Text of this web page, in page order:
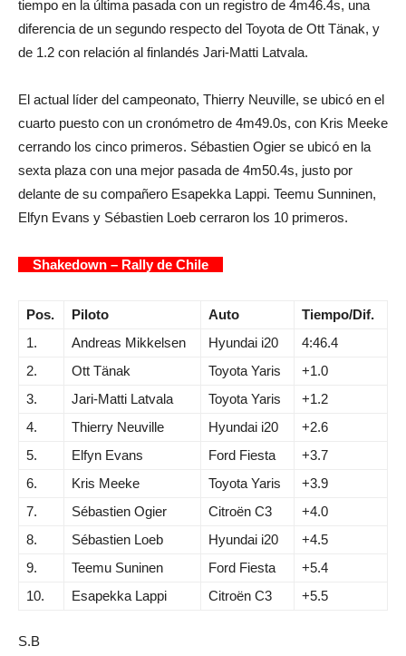
tiempo en la última pasada con un registro de 4m46.4s, una
diferencia de un segundo respecto del Toyota de Ott Tänak, y
de 1.2 con relación al finlandés Jari-Matti Latvala.
El actual líder del campeonato, Thierry Neuville, se ubicó en el
cuarto puesto con un cronómetro de 4m49.0s, con Kris Meeke
cerrando los cinco primeros. Sébastien Ogier se ubicó en la
sexta plaza con una mejor pasada de 4m50.4s, justo por
delante de su compañero Esapekka Lappi. Teemu Sunninen,
Elfyn Evans y Sébastien Loeb cerraron los 10 primeros.
Shakedown – Rally de Chile
Pos. Piloto Auto
Tiempo/Dif.
1.
Andreas Mikkelsen Hyundai i20
4:46.4
2.
Ott Tänak Toyota Yaris
+1.0
3.
Jari-Matti Latvala Toyota Yaris
+1.2
4.
Thierry Neuville Hyundai i20
+2.6
5.
Elfyn Evans Ford Fiesta
+3.7
6.
Kris Meeke Toyota Yaris
+3.9
7.
Sébastien Ogier Citroën C3
+4.0
8.
Sébastien Loeb Hyundai i20
+4.5
9.
Teemu Suninen Ford Fiesta
+5.4
10.
Esapekka Lappi Citroën C3 +5.5
S.B